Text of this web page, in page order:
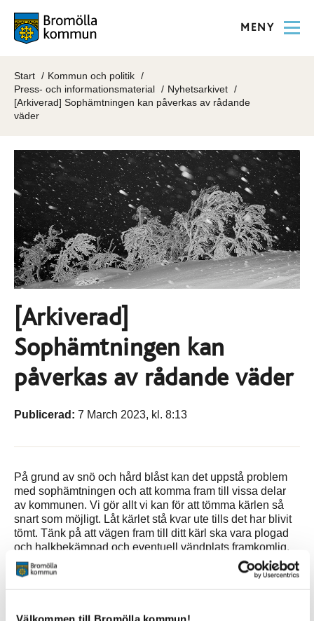
Välkommen till Bromölla kommun!
MENY
Start
Kommun och politik
Press- och informationsmaterial
Nyhetsarkivet
[Arkiverad] Sophämtningen kan påverkas av rådande
väder
[Arkiverad]
Sophämtningen kan
påverkas av rådande väder
Publicerad: 7 March 2023, kl. 8:13
På grund av snö och hård blåst kan det uppstå problem
med sophämtningen och att komma fram till vissa delar
av kommunen. Vi gör allt vi kan för att tömma kärlen så
snart som möjligt. Låt kärlet stå kvar ute tills det har blivit
tömt. Tänk på att vägen fram till ditt kärl ska vara plogad
och halkbekämpad och eventuell vändplats framkomlig.